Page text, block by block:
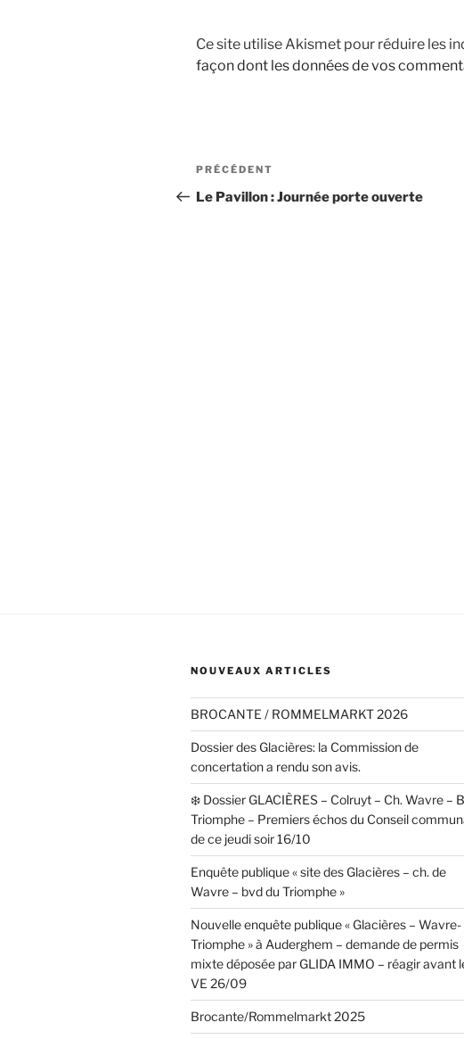
Ce site utilise Akismet pour réduire les
façon dont les données de vos
Navigation
de
Article
précédent
PRÉCÉDENT
Le Pavillon : Journée porte ouverte
NOUVEAUX ARTICLES
BROCANTE / ROMMELMARKT 2026
Dossier des Glacières: la Commission de
concertation a rendu son avis.
❄️ Dossier GLACIÈRES – Colruyt – Ch. Wavre –
Triomphe – Premiers échos du Conseil
de ce jeudi soir 16/10
Enquête publique « site des Glacières – ch. de
Wavre – bvd du Triomphe »
Nouvelle enquête publique « Glacières – Wavre-
Triomphe » à Auderghem – demande de permis
mixte déposée par GLIDA IMMO – réagir avant
VE 26/09
Brocante/Rommelmarkt 2025